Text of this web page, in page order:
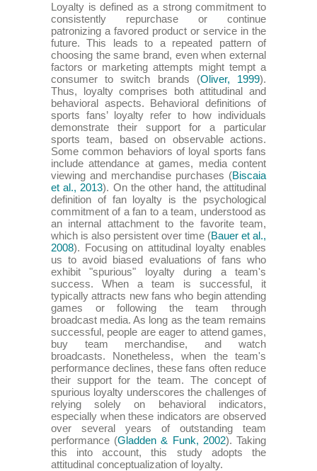
Loyalty is defined as a strong commitment to
consistently repurchase or continue
patronizing a favored product or service in the
future. This leads to a repeated pattern of
choosing the same brand, even when external
factors or marketing attempts might tempt a
consumer to switch brands (Oliver, 1999).
Thus, loyalty comprises both attitudinal and
behavioral aspects. Behavioral definitions of
sports fans’ loyalty refer to how individuals
demonstrate their support for a particular
sports team, based on observable actions.
Some common behaviors of loyal sports fans
include attendance at games, media content
viewing and merchandise purchases (Biscaia
et al., 2013). On the other hand, the attitudinal
definition of fan loyalty is the psychological
commitment of a fan to a team, understood as
an internal attachment to the favorite team,
which is also persistent over time (Bauer et al.,
2008). Focusing on attitudinal loyalty enables
us to avoid biased evaluations of fans who
exhibit "spurious" loyalty during a team's
success. When a team is successful, it
typically attracts new fans who begin attending
games or following the team through
broadcast media. As long as the team remains
successful, people are eager to attend games,
buy team merchandise, and watch
broadcasts. Nonetheless, when the team's
performance declines, these fans often reduce
their support for the team. The concept of
spurious loyalty underscores the challenges of
relying solely on behavioral indicators,
especially when these indicators are observed
over several years of outstanding team
performance (Gladden & Funk, 2002). Taking
this into account, this study adopts the
attitudinal conceptualization of loyalty.